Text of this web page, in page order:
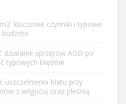
kluczowe czynniki i typowe
budżetu
działanie sprzętów AGD po
typowych błędów
uszczelnienia blatu przy
z wilgocią oraz pleśnią